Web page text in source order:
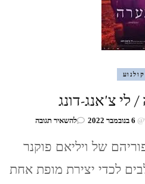
קולנוע
צ'אנג-דונג
6 בנובמבר 2022 להשאיר תגובהבנושא
בערה
/
לי
של ויליאם פוקנר
לכדי יצירת מופת אחת